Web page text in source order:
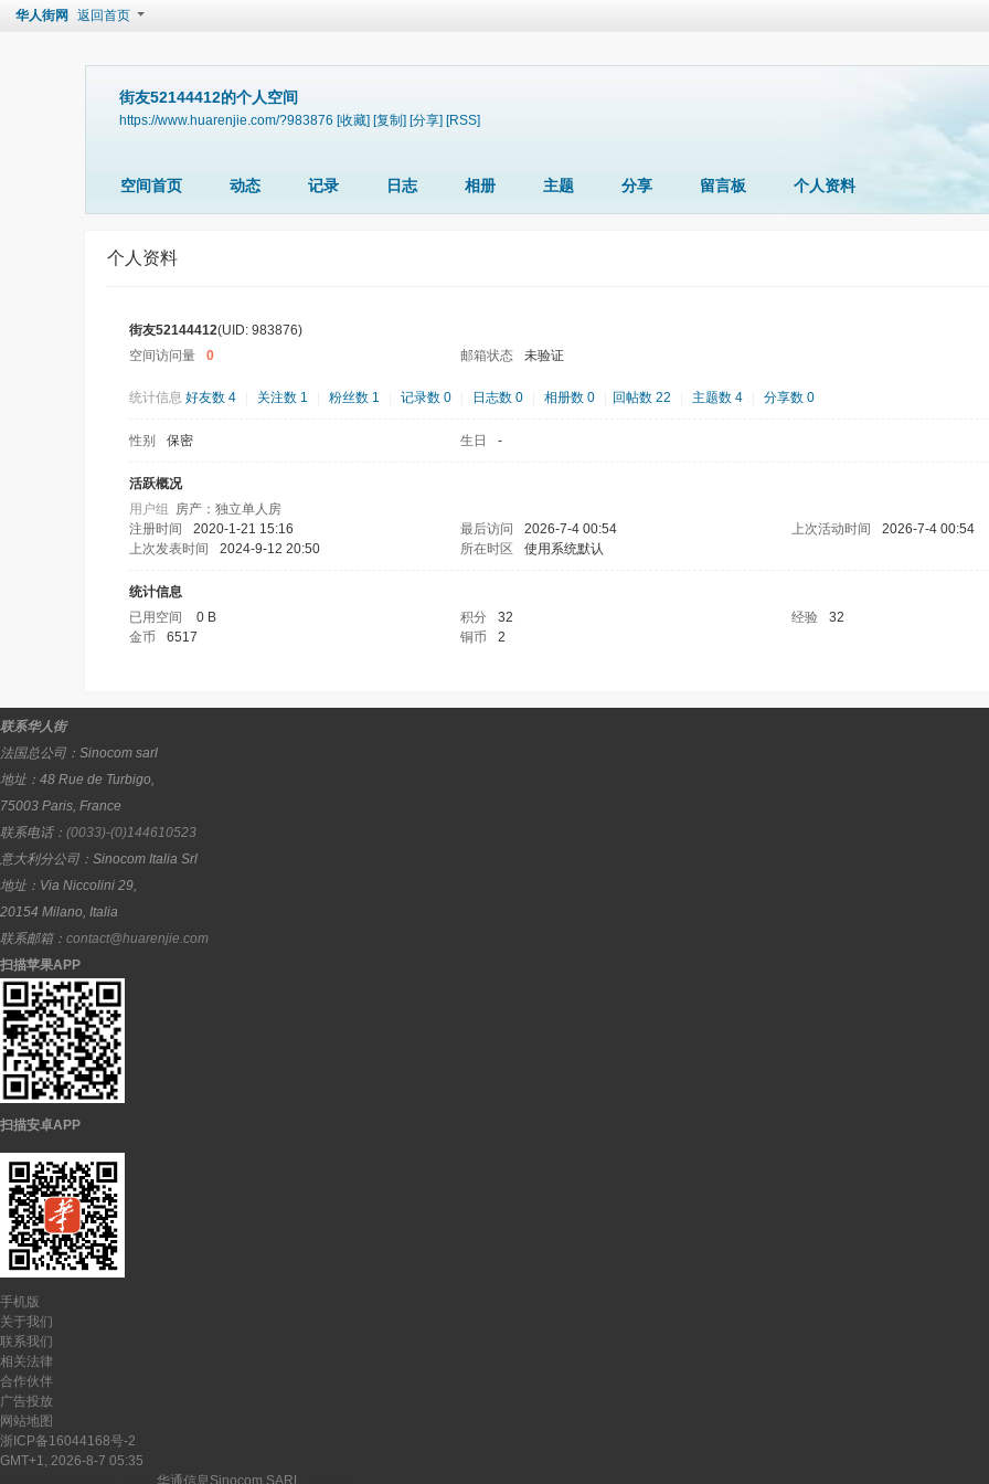
华人街网 返回首页
街友52144412的个人空间
https://www.huarenjie.com/?983876 [收藏] [复制] [分享] [RSS]
空间首页 动态 记录 日志 相册 主题 分享 留言板 个人资料
个人资料
街友52144412(UID: 983876)
空间访问量
0 邮箱状态 未验证
统计信息 好友数 4 关注数 1 粉丝数 1 记录数 0 日志数 0 相册数 0 回帖数 22 主题数 4 分享数 0
性别 保密 生日 -
活跃概况
用户组 房产：独立单人房
注册时间
2020-1-21 15:16 最后访问 2026-7-4 00:54 上次活动时间
2026-7-4 00:54
上次发表时间
2024-9-12 20:50 所在时区 使用系统默认
统计信息
已用空间
0 B 积分 32 经验
32
金币
6517 铜币 2
联系华人街
法国总公司： Sinocom sarl
地址： 48 Rue de Turbigo,
75003 Paris, France
联系电话： (0033)-(0)144610523
意大利分公司： Sinocom Italia Srl
地址： Via Niccolini 29,
20154 Milano, Italia
联系邮箱： contact@huarenjie.com
扫描苹果APP
扫描安卓APP
手机版
关于我们
联系我们
相关法律
合作伙伴
广告投放
网站地图
浙ICP备16044168号-2
GMT+1, 2026-8-7 05:35
华通信息Sinocom SARL